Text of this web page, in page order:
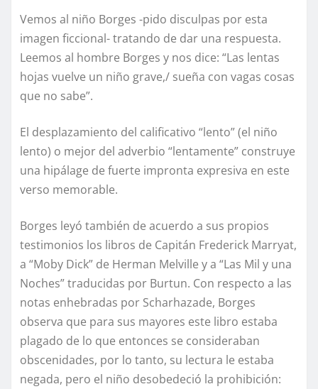
Vemos al niño Borges -pido disculpas por esta
imagen ficcional- tratando de dar una respuesta.
Leemos al hombre Borges y nos dice: “Las lentas
hojas vuelve un niño grave,/ sueña con vagas cosas
que no sabe”.
El desplazamiento del calificativo “lento” (el niño
lento) o mejor del adverbio “lentamente” construye
una hipálage de fuerte impronta expresiva en este
verso memorable.
Borges leyó también de acuerdo a sus propios
testimonios los libros de Capitán Frederick Marryat,
a “Moby Dick” de Herman Melville y a “Las Mil y una
Noches” traducidas por Burtun. Con respecto a las
notas enhebradas por Scharhazade, Borges
observa que para sus mayores este libro estaba
plagado de lo que entonces se consideraban
obscenidades, por lo tanto, su lectura le estaba
negada, pero el niño desobedeció la prohibición: